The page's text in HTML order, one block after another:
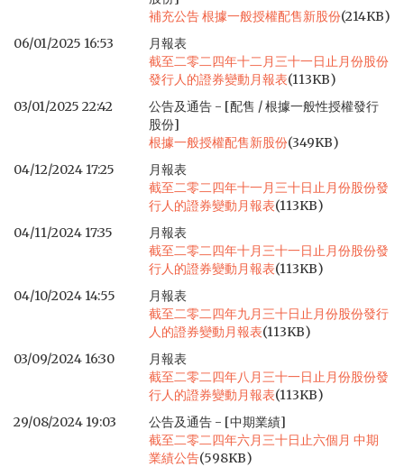
補充公告 根據一般授權配售新股份(214KB)
06/01/2025 16:53
月報表
截至二零二四年十二月三十一日止月份股份
發行人的證券變動月報表(113KB)
03/01/2025 22:42
公告及通告 - [配售 / 根據一般性授權發行
股份]
根據一般授權配售新股份(349KB)
04/12/2024 17:25
月報表
截至二零二四年十一月三十日止月份股份發
行人的證券變動月報表(113KB)
04/11/2024 17:35
月報表
截至二零二四年十月三十一日止月份股份發
行人的證券變動月報表(113KB)
04/10/2024 14:55
月報表
截至二零二四年九月三十日止月份股份發行
人的證券變動月報表(113KB)
03/09/2024 16:30
月報表
截至二零二四年八月三十一日止月份股份發
行人的證券變動月報表(113KB)
29/08/2024 19:03
公告及通告 - [中期業績]
截至二零二四年六月三十日止六個月 中期
業績公告(598KB)